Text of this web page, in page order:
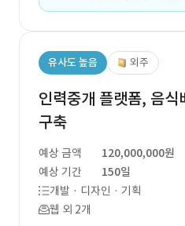
유사도 높음 외주
인력중개 플랫폼, 음식
구축
예상 금액
120,000,000원
예상 기간
150일
개발 · 디자인 · 기획
웹 외 2개